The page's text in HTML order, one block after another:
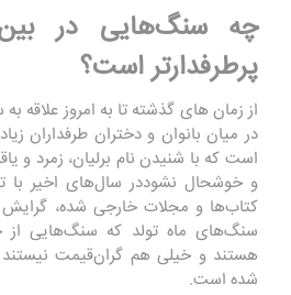
چه سنگ‌هایی در بین
پرطرفدارتر است؟
از زمان های گذشته تا به امروز علاقه
در میان بانوان و دختران طرفداران
است که با شنیدن نام برلیان، زمرد و
و خوشحال نشوددر سال‌های اخیر با
کتاب‌ها و مجلات خارجی شده،
سنگ‌های ماه تولد که سنگ‌هایی از
هستند و خیلی هم گران‌قیمت نیستند
شده است.